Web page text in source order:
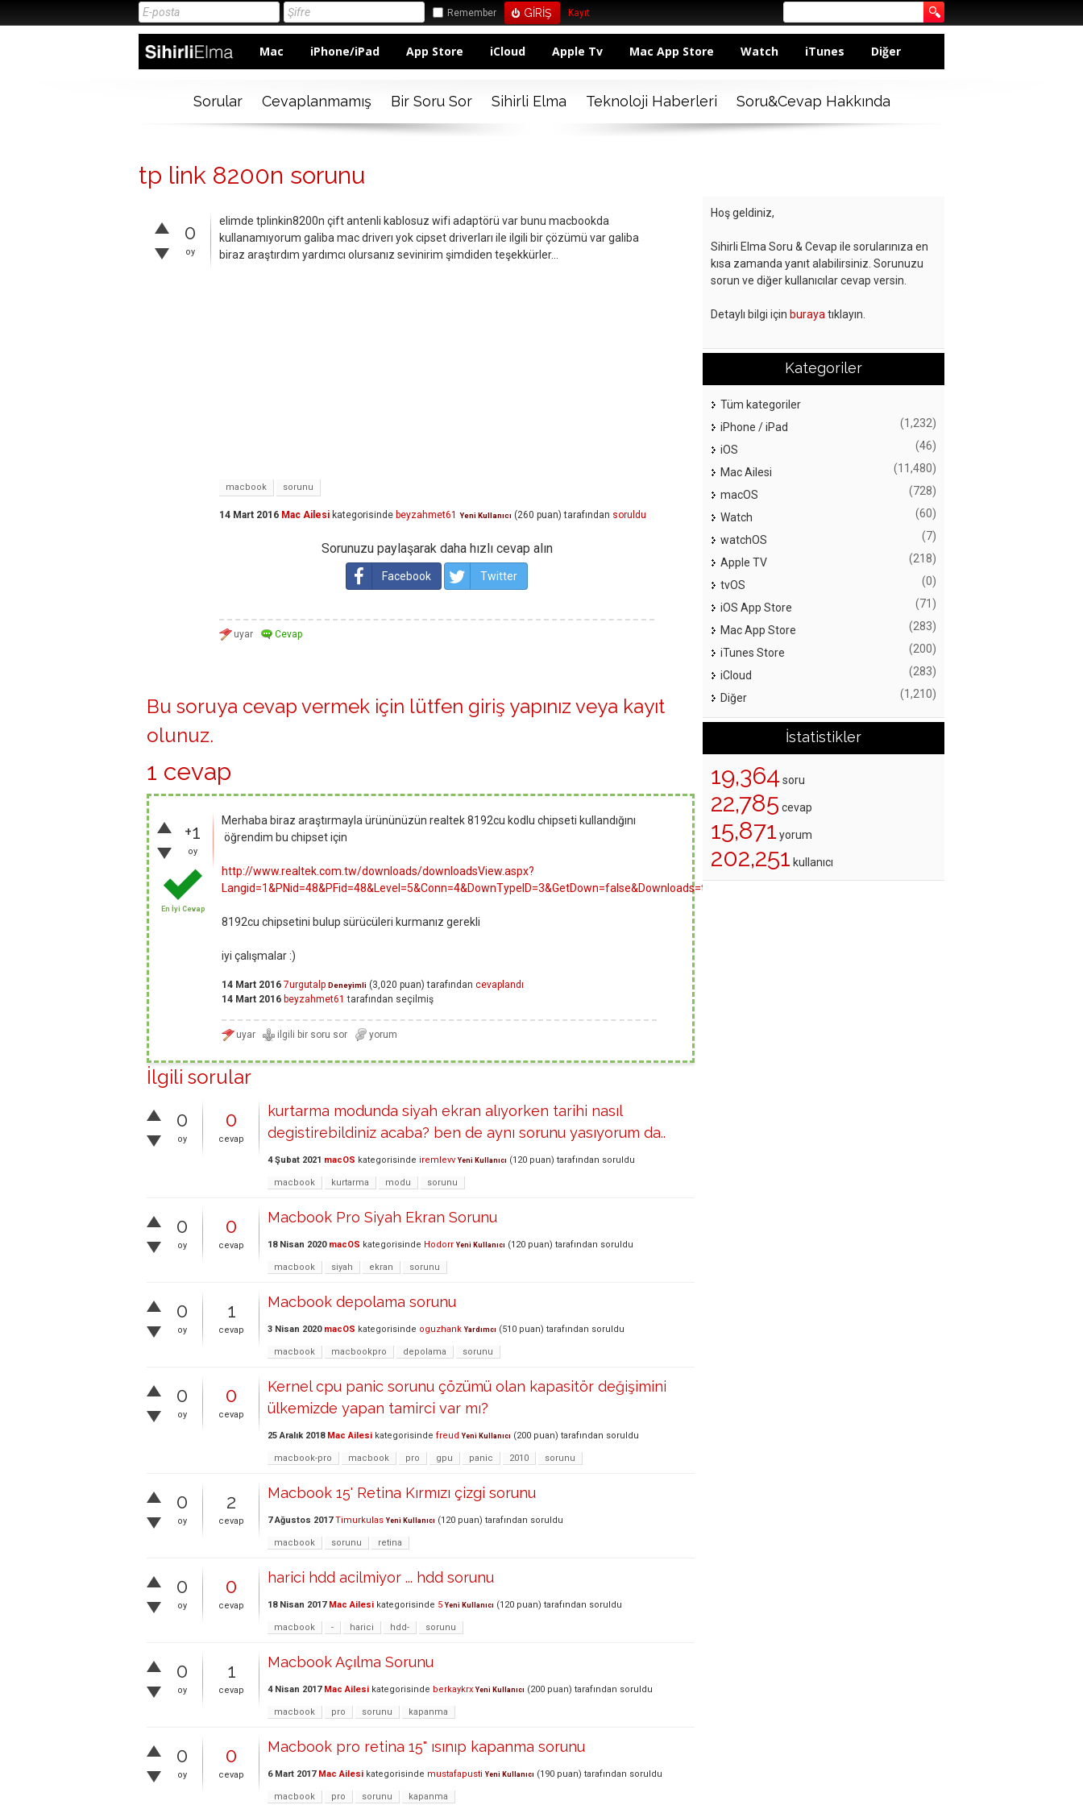
Remember Kayıt
Mac iPhone/iPad App Store iCloud Apple Tv Mac App Store Watch iTunes Diğer
Sorular Cevaplanmamış Bir Soru Sor Sihirli Elma Teknoloji Haberleri Soru&Cevap Hakkında
tp link 8200n sorunu
0
oy
elimde tplinkin8200n çift antenli kablosuz wifi adaptörü var bunu macbookda
kullanamıyorum galiba mac driverı yok cipset driverları ile ilgili bir çözümü var galiba
biraz araştırdım yardımcı olursanız sevinirim şimdiden teşekkürler...
macbook sorunu
14 Mart 2016 Mac Ailesi kategorisinde beyzahmet61 Yeni Kullanıcı (260 puan) tarafından soruldu
Sorunuzu paylaşarak daha hızlı cevap alın
Facebook Twitter
Bu soruya cevap vermek için lütfen giriş yapınız veya kayıt
olunuz.
1 cevap
+1
oy
En İyi Cevap
Merhaba biraz araştırmayla ürününüzün realtek 8192cu kodlu chipseti kullandığını
öğrendim bu chipset için
http://www.realtek.com.tw/downloads/downloadsView.aspx?
Langid=1&PNid=48&PFid=48&Level=5&Conn=4&DownTypeID=3&GetDown=false&Downloads=true#2777
8192cu chipsetini bulup sürücüleri kurmanız gerekli
iyi çalışmalar :)
14 Mart 2016 7urgutalp Deneyimli (3,020 puan) tarafından cevaplandı
14 Mart 2016 beyzahmet61 tarafından seçilmiş
İlgili sorular
0
oy
0
cevap
kurtarma modunda siyah ekran alıyorken tarihi nasıl
degistirebildiniz acaba? ben de aynı sorunu yasıyorum da..
4 Şubat 2021 macOS kategorisinde iremlevv Yeni Kullanıcı (120 puan) tarafından soruldu
macbook kurtarma modu sorunu
0
oy
0
cevap
Macbook Pro Siyah Ekran Sorunu
18 Nisan 2020 macOS kategorisinde Hodorr Yeni Kullanıcı (120 puan) tarafından soruldu
macbook siyah ekran sorunu
0
oy
1
cevap
Macbook depolama sorunu
3 Nisan 2020 macOS kategorisinde oguzhank Yardımcı (510 puan) tarafından soruldu
macbook macbookpro depolama sorunu
0
oy
0
cevap
Kernel cpu panic sorunu çözümü olan kapasitör değişimini
ülkemizde yapan tamirci var mı?
25 Aralık 2018 Mac Ailesi kategorisinde freud Yeni Kullanıcı (200 puan) tarafından soruldu
macbook-pro macbook pro gpu panic 2010 sorunu
0
oy
2
cevap
Macbook 15' Retina Kırmızı çizgi sorunu
7 Ağustos 2017 Timurkulas Yeni Kullanıcı (120 puan) tarafından soruldu
macbook sorunu retina
0
oy
0
cevap
harici hdd acilmiyor ... hdd sorunu
18 Nisan 2017 Mac Ailesi kategorisinde 5 Yeni Kullanıcı (120 puan) tarafından soruldu
macbook - harici hdd- sorunu
0
oy
1
cevap
Macbook Açılma Sorunu
4 Nisan 2017 Mac Ailesi kategorisinde berkaykrx Yeni Kullanıcı (200 puan) tarafından soruldu
macbook pro sorunu kapanma
0
oy
0
cevap
Macbook pro retina 15" ısınıp kapanma sorunu
6 Mart 2017 Mac Ailesi kategorisinde mustafapusti Yeni Kullanıcı (190 puan) tarafından soruldu
macbook pro sorunu kapanma
Hoş geldiniz,
Sihirli Elma Soru & Cevap ile sorularınıza en
kısa zamanda yanıt alabilirsiniz. Sorunuzu
sorun ve diğer kullanıcılar cevap versin.
Detaylı bilgi için buraya tıklayın.
Kategoriler
Tüm kategoriler
iPhone / iPad
(1,232)
iOS (46)
Mac Ailesi (11,480)
macOS (728)
Watch (60)
watchOS (7)
Apple TV (218)
tvOS (0)
iOS App Store (71)
Mac App Store (283)
iTunes Store (200)
iCloud (283)
Diğer (1,210)
İstatistikler
19,364 soru
22,785 cevap
15,871 yorum
202,251 kullanıcı